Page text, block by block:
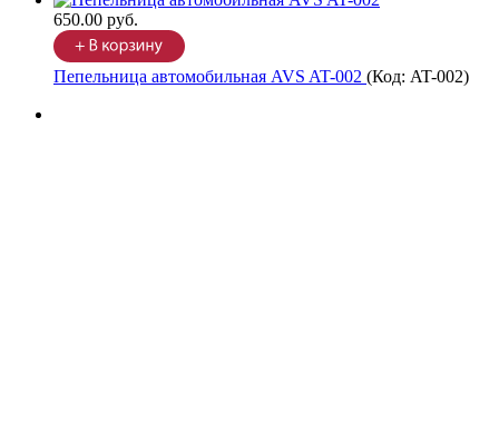
650.00 руб.
Пепельница автомобильная AVS AT-002 (Код: AT-002)